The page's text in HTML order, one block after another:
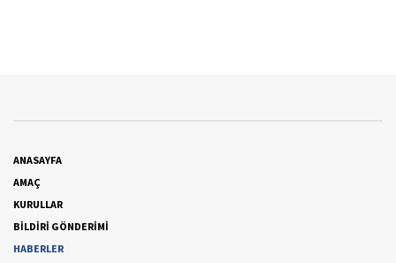
ANASAYFA
AMAÇ
KURULLAR
BİLDİRİ GÖNDERİMİ
HABERLER